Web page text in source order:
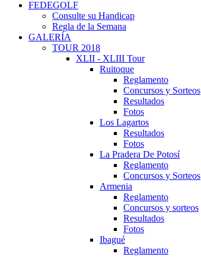
FEDEGOLF
Consulte su Handicap
Regla de la Semana
GALERÍA
TOUR 2018
XLII - XLIII Tour
Ruitoque
Reglamento
Concursos y Sorteos
Resultados
Fotos
Los Lagartos
Resultados
Fotos
La Pradera De Potosí
Reglamento
Concursos y Sorteos
Armenia
Reglamento
Concursos y sorteos
Resultados
Fotos
Ibagué
Reglamento